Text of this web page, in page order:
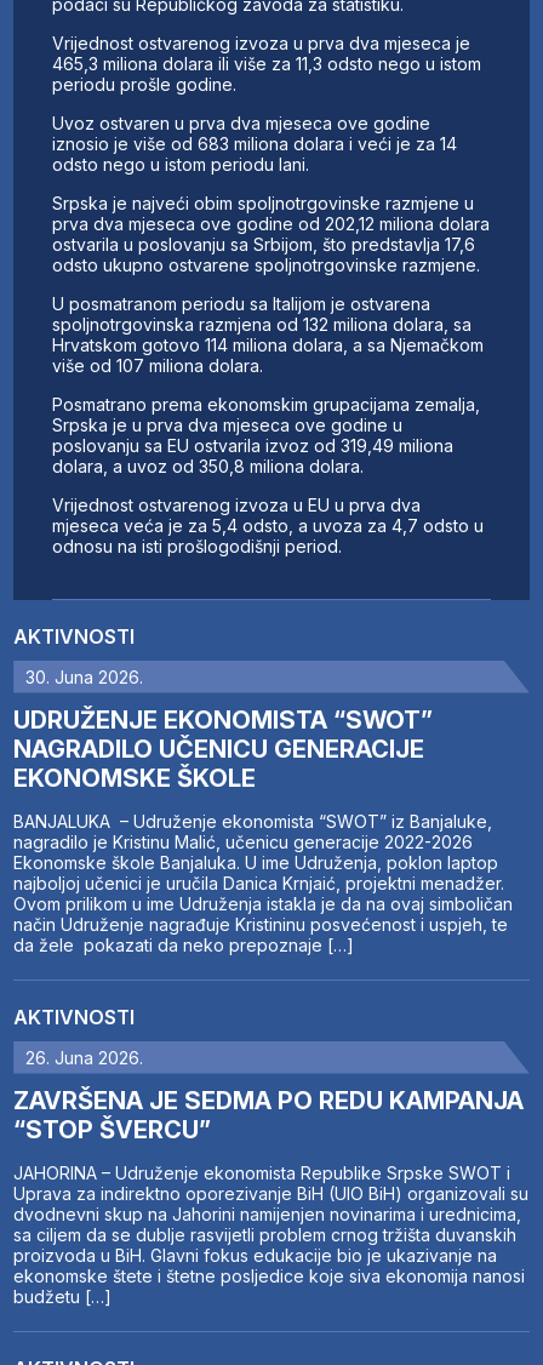
AKTIVNOSTI
30. Juna 2026.
UDRUŽENJE EKONOMISTA “SWOT”
NAGRADILO UČENICU GENERACIJE
EKONOMSKE ŠKOLE
BANJALUKA – Udruženje ekonomista “SWOT” iz Banjaluke,
nagradilo je Kristinu Malić, učenicu generacije 2022-2026
Ekonomske škole Banjaluka. U ime Udruženja, poklon laptop
najboljoj učenici je uručila Danica Krnjaić, projektni menadžer.
Ovom prilikom u ime Udruženja istakla je da na ovaj simboličan
način Udruženje nagrađuje Kristininu posvećenost i uspjeh, te
da žele pokazati da neko prepoznaje […]
AKTIVNOSTI
26. Juna 2026.
ZAVRŠENA JE SEDMA PO REDU KAMPANJA
“STOP ŠVERCU”
JAHORINA – Udruženje ekonomista Republike Srpske SWOT i
Uprava za indirektno oporezivanje BiH (UIO BiH) organizovali su
dvodnevni skup na Jahorini namijenjen novinarima i urednicima,
sa ciljem da se dublje rasvijetli problem crnog tržišta duvanskih
proizvoda u BiH. Glavni fokus edukacije bio je ukazivanje na
ekonomske štete i štetne posljedice koje siva ekonomija nanosi
budžetu […]
Vrijednost ostvarenog izvoza u prva dva mjeseca je
465,3 miliona dolara ili više za 11,3 odsto nego u istom
periodu prošle godine.
Uvoz ostvaren u prva dva mjeseca ove godine
iznosio je više od 683 miliona dolara i veći je za 14
odsto nego u istom periodu lani.
Srpska je najveći obim spoljnotrgovinske razmjene u
prva dva mjeseca ove godine od 202,12 miliona dolara
ostvarila u poslovanju sa Srbijom, što predstavlja 17,6
odsto ukupno ostvarene spoljnotrgovinske razmjene.
U posmatranom periodu sa Italijom je ostvarena
spoljnotrgovinska razmjena od 132 miliona dolara, sa
Hrvatskom gotovo 114 miliona dolara, a sa Njemačkom
više od 107 miliona dolara.
Posmatrano prema ekonomskim grupacijama zemalja,
Srpska je u prva dva mjeseca ove godine u
poslovanju sa EU ostvarila izvoz od 319,49 miliona
dolara, a uvoz od 350,8 miliona dolara.
Vrijednost ostvarenog izvoza u EU u prva dva
mjeseca veća je za 5,4 odsto, a uvoza za 4,7 odsto u
odnosu na isti prošlogodišnji period.